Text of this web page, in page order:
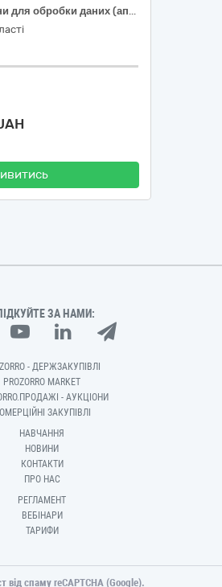
30210000-4 Машини для обробки даних (апаратна частина) (Апаратно програмні комплекси на базі ноутбук та робочі станції)
ЗА НАМИ:
- ДЕРЖЗАКУПІВЛІ
PROZORRO MARKET
- АУКЦІОНИ
ЗАКУПІВЛІ
НАВЧАННЯ
НОВИНИ
КОНТАКТИ
ПРО НАС
РЕГЛАМЕНТ
ВЕБІНАРИ
ТАРИФИ
від спаму reCAPTCHA (Google).